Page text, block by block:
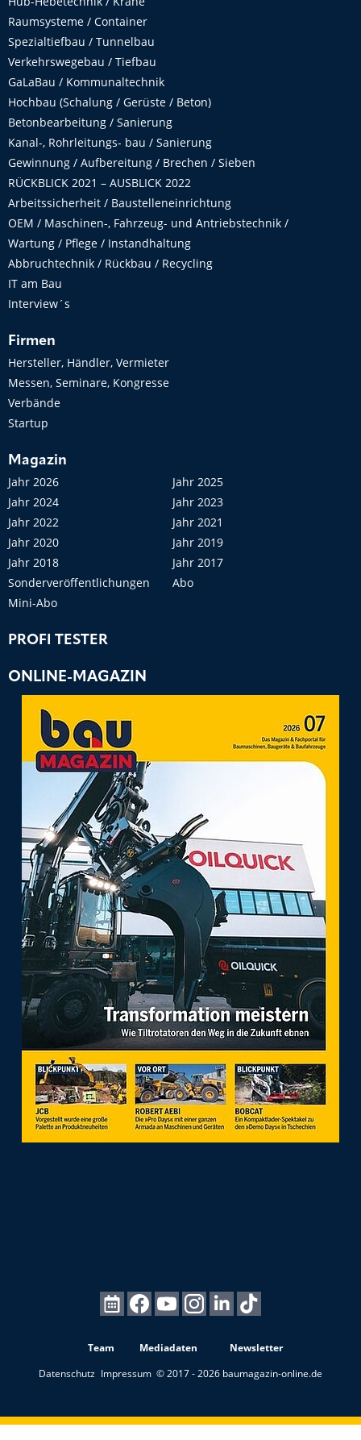
Raumsysteme / Container
Spezialtiefbau / Tunnelbau
Verkehrswegebau / Tiefbau
GaLaBau / Kommunaltechnik
Hochbau (Schalung / Gerüste / Beton)
Betonbearbeitung / Sanierung
Kanal-, Rohrleitungs- bau / Sanierung
Gewinnung / Aufbereitung / Brechen / Sieben
RÜCKBLICK 2021 – AUSBLICK 2022
Arbeitssicherheit / Baustelleneinrichtung
OEM / Maschinen-, Fahrzeug- und Antriebstechnik /
Wartung / Pflege / Instandhaltung
Abbruchtechnik / Rückbau / Recycling
IT am Bau
Interview´s
Firmen
Hersteller, Händler, Vermieter
Messen, Seminare, Kongresse
Verbände
Startup
Magazin
Jahr 2026
Jahr 2025
Jahr 2024
Jahr 2023
Jahr 2022
Jahr 2021
Jahr 2020
Jahr 2019
Jahr 2018
Jahr 2017
Sonderveröffentlichungen
Abo
Mini-Abo
PROFI TESTER
ONLINE-MAGAZIN
Team Mediadaten
Newsletter
Datenschutz Impressum © 2017 - 2026 baumagazin-online.de